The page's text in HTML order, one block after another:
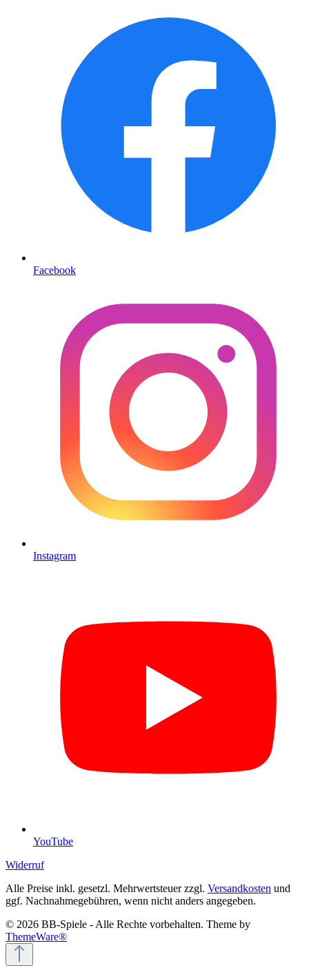
Facebook
Instagram
YouTube
Widerruf
Alle Preise inkl. gesetzl. Mehrwertsteuer zzgl. Versandkosten und
ggf. Nachnahmegebühren, wenn nicht anders angegeben.
© 2026 BB-Spiele - Alle Rechte vorbehalten. Theme by
ThemeWare®